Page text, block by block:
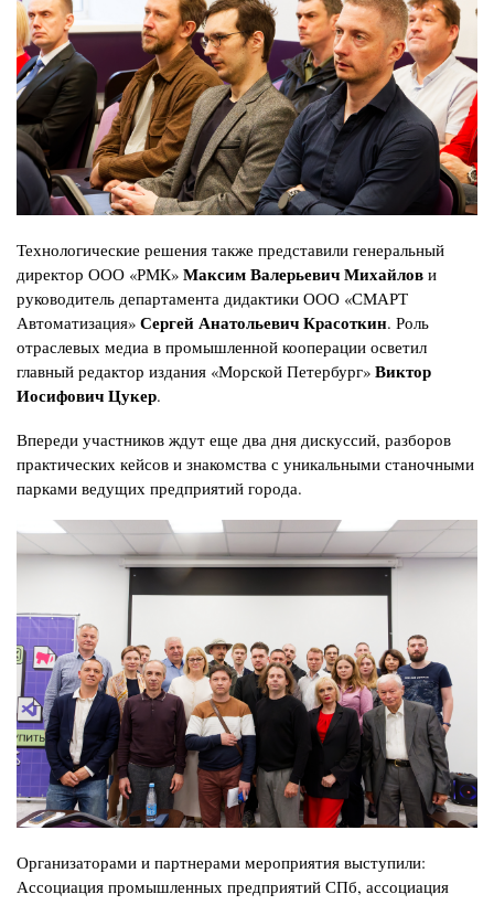
Технологические решения также представили генеральный
директор ООО «РМК» Максим Валерьевич Михайлов и
руководитель департамента дидактики ООО «СМАРТ
Автоматизация» Сергей Анатольевич Красоткин. Роль
отраслевых медиа в промышленной кооперации осветил
главный редактор издания «Морской Петербург» Виктор
Иосифович Цукер.
Впереди участников ждут еще два дня дискуссий, разборов
практических кейсов и знакомства с уникальными станочными
парками ведущих предприятий города.️
Изображение
Организаторами и партнерами мероприятия выступили:
Ассоциация промышленных предприятий СПб, ассоциация